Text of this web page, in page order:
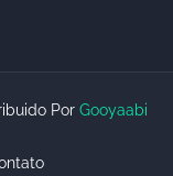
Por Gooyaabi